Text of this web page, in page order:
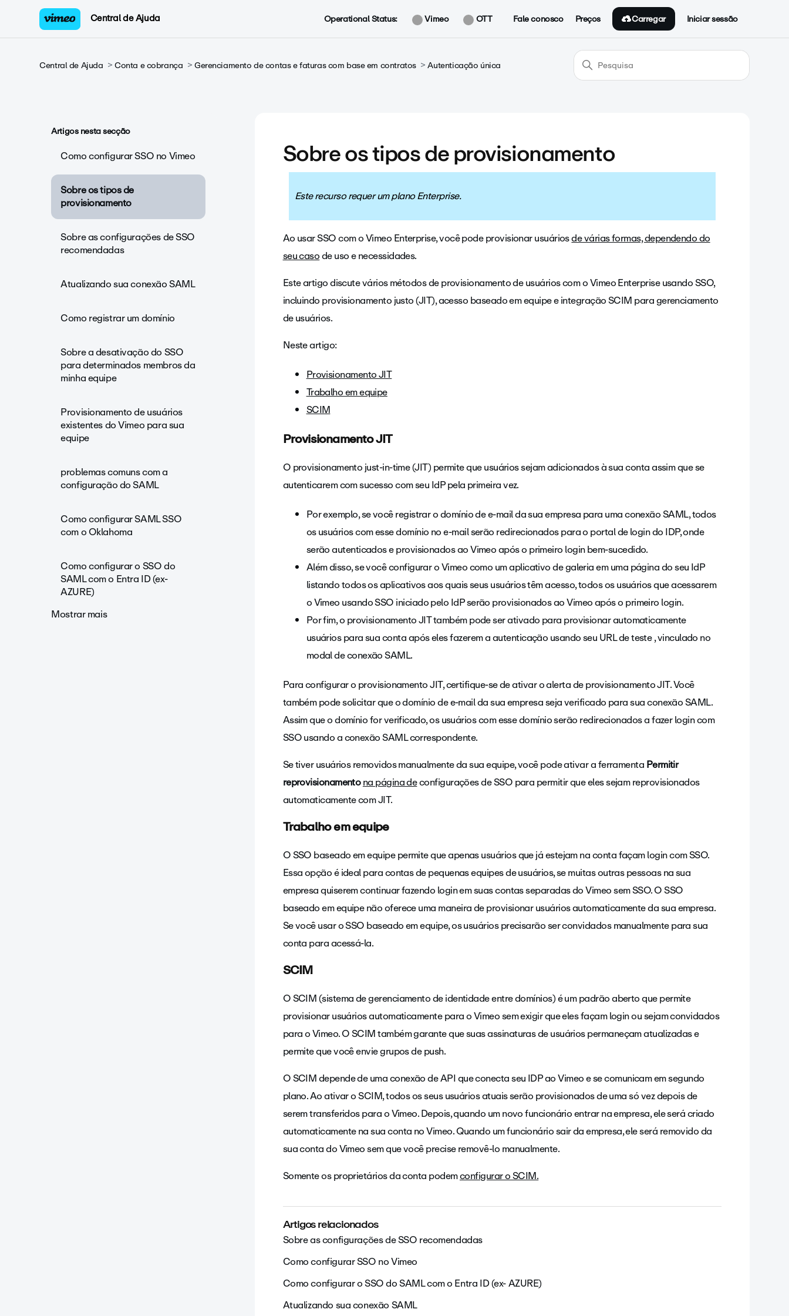
Central de Ajuda Operational Status: Vimeo OTT Fale conosco Preços Carregar Iniciar sessão
Central de Ajuda Conta e cobrança Gerenciamento de contas e faturas com base em contratos Autenticação única
Artigos nesta secção
Como configurar SSO no Vimeo
Sobre os tipos de
provisionamento
Sobre as configurações de SSO
recomendadas
Atualizando sua conexão SAML
Como registrar um domínio
Sobre a desativação do SSO
para determinados membros da
minha equipe
Provisionamento de usuários
existentes do Vimeo para sua
equipe
problemas comuns com a
configuração do SAML
Como configurar SAML SSO
com o Oklahoma
Como configurar o SSO do
SAML com o Entra ID (ex-
AZURE)
Mostrar mais
Sobre os tipos de provisionamento
Este recurso requer um plano Enterprise.
Ao usar SSO com o Vimeo Enterprise, você pode provisionar usuáriosde várias formas, dependendo do
seu casode uso e necessidades.
Este artigo discute vários métodos de provisionamento de usuários com o Vimeo Enterprise usando SSO,
incluindo provisionamento justo (JIT), acesso baseado em equipe e integração SCIM para gerenciamento
de usuários.
Neste artigo:
Provisionamento JIT
Trabalho em equipe
SCIM
Provisionamento JIT
O provisionamento just-in-time (JIT) permite que usuários sejam adicionados à sua conta assim que se
autenticarem com sucesso com seu IdP pela primeira vez.
Por exemplo, se você registrar o domínio de e-mail da sua empresa para uma conexão SAML, todos
os usuários com esse domínio no e-mail serão redirecionados para o portal de login do IDP, onde
serão autenticados e provisionados ao Vimeo após o primeiro login bem-sucedido.
Além disso, se você configurar o Vimeo como um aplicativo de galeria em uma página do seu IdP
listando todos os aplicativos aos quais seus usuários têm acesso, todos os usuários que acessarem
o Vimeo usando SSO iniciado pelo IdP serão provisionados ao Vimeo após o primeiro login.
Por fim, o provisionamento JIT também pode ser ativado para provisionar automaticamente
usuários para sua conta após eles fazerem a autenticação usando seu URL de teste , vinculado no
modal de conexão SAML.
Para configurar o provisionamento JIT, certifique-se de ativar o alerta de provisionamento JIT. Você
também pode solicitar que o domínio de e-mail da sua empresa seja verificado para sua conexão SAML.
Assim que o domínio for verificado, os usuários com esse domínio serão redirecionados a fazer login com
SSO usando a conexão SAML correspondente.
Se tiver usuários removidos manualmente da sua equipe, você pode ativar a ferramentaPermitir
reprovisionamentona página deconfigurações de SSO para permitir que eles sejam reprovisionados
automaticamente com JIT.
Trabalho em equipe
O SSO baseado em equipe permite que apenas usuários que já estejam na conta façam login com SSO.
Essa opção é ideal para contas de pequenas equipes de usuários, se muitas outras pessoas na sua
empresa quiserem continuar fazendo login em suas contas separadas do Vimeo sem SSO. O SSO
baseado em equipe não oferece uma maneira de provisionar usuários automaticamente da sua empresa.
Se você usar o SSO baseado em equipe, os usuários precisarão ser convidados manualmente para sua
conta para acessá-la.
SCIM
O SCIM (sistema de gerenciamento de identidade entre domínios) é um padrão aberto que permite
provisionar usuários automaticamente para o Vimeo sem exigir que eles façam login ou sejam convidados
para o Vimeo. O SCIM também garante que suas assinaturas de usuários permaneçam atualizadas e
permite que você envie grupos de push.
O SCIM depende de uma conexão de API que conecta seu IDP ao Vimeo e se comunicam em segundo
plano. Ao ativar o SCIM, todos os seus usuários atuais serão provisionados de uma só vez depois de
serem transferidos para o Vimeo. Depois, quando um novo funcionário entrar na empresa, ele será criado
automaticamente na sua conta no Vimeo. Quando um funcionário sair da empresa, ele será removido da
sua conta do Vimeo sem que você precise removê-lo manualmente.
Somente os proprietários da conta podemconfigurar o SCIM.
Artigos relacionados
Sobre as configurações de SSO recomendadas
Como configurar SSO no Vimeo
Como configurar o SSO do SAML com o Entra ID (ex- AZURE)
Atualizando sua conexão SAML